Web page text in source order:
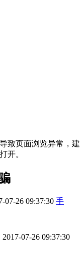
致页面浏览异常，建
开。
07-26 09:37:30 手
07-26 09:37:30